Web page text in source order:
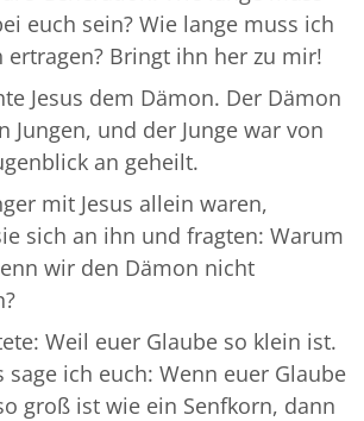
euch sein? Wie lange muss ich
ertragen? Bringt ihn her zu mir!
Jesus dem Dämon. Der Dämon
Jungen, und der Junge war von
an geheilt.
mit Jesus allein waren,
sich an ihn und fragten: Warum
wir den Dämon nicht
Weil euer Glaube so klein ist.
sage ich euch: Wenn euer Glaube
groß ist wie ein Senfkorn, dann